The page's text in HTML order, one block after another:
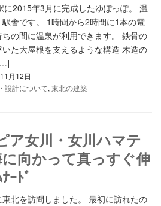
に2015年3月に完成したゆぽっぽ。 温
舎です。 1時間から2時間に1本の電
の間に温泉が利用できます。 鉄骨の
た大屋根を支えるような構造 木造の
月12日
設計について, 東北の建築
ア女川・女川ハマテ
向かって真っすぐ伸
ｰﾄﾞ
東北を訪問しました。 最初に訪れたの